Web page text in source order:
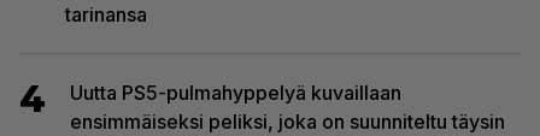
tarinansa
4
Uutta PS5-pulmahyppelyä kuvaillaan
ensimmäiseksi peliksi, joka on suunniteltu täysin